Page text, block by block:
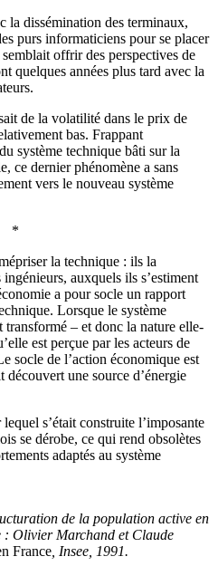
la dissémination des terminaux,
purs informaticiens pour se placer
offrir des perspectives de
quelques années plus tard avec la
de la volatilité dans le prix de
bas. Frappant
système technique bâti sur la
ce dernier phénomène a sans
vers le nouveau système
*
la technique : ils la
auxquels ils s’estiment
a pour socle un rapport
Lorsque le système
transformé – et donc la nature elle-
est perçue par les acteurs de
socle de l’action économique est
une source d’énergie
s’était construite l’imposante
se dérobe, ce qui rend obsolètes
adaptés au système
de la population active en
: Olivier Marchand et Claude
France , Insee, 1991.